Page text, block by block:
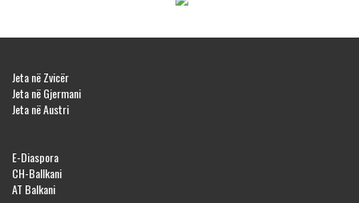
Jeta në Zvicër
Jeta në Gjermani
Jeta në Austri
E-Diaspora
CH-Ballkani
AT Balkani